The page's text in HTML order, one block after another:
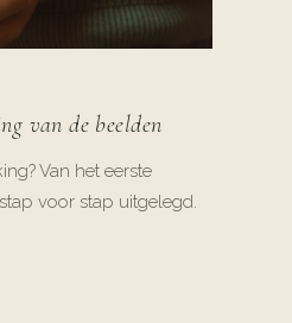
van de beelden
Van het eerste
voor stap uitgelegd.